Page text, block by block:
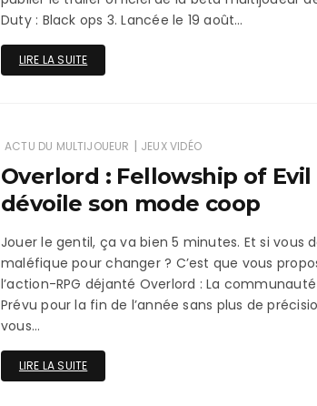
Duty : Black ops 3. Lancée le 19 août…
LIRE LA SUITE
ACTU DU MULTIJOUEUR | JEUX VIDÉO
Overlord : Fellowship of Evil
dévoile son mode coop
Jouer le gentil, ça va bien 5 minutes. Et si vous
maléfique pour changer ? C’est que vous
l’action-RPG déjanté Overlord : La
Prévu pour la fin de l’année sans plus de
vous…
LIRE LA SUITE